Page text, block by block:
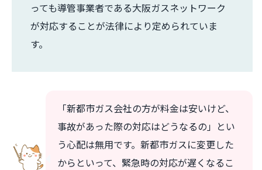
っても導管事業者である大阪ガスネットワーク
が対応することが法律により定められていま
す。
「新都市ガス会社の方が料金は安いけど、
事故があった際の対応はどうなるの」とい
う心配は無用です。新都市ガスに変更した
からといって、緊急時の対応が遅くなるこ